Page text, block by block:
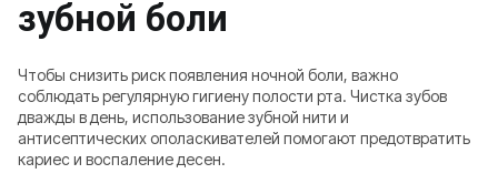
зубной боли
Чтобы снизить риск появления ночной боли, важно
соблюдать регулярную гигиену полости рта. Чистка зубов
дважды в день, использование зубной нити и
антисептических ополаскивателей помогают предотвратить
кариес и воспаление десен.